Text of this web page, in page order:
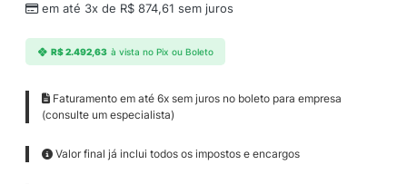
em até 3x de R$ 874,61 sem juros
R$2.492,63 à vista no Pix ou Boleto
Faturamento em até 6x sem juros no boleto para empresa
(consulte um especialista)
Valor final já inclui todos os impostos e encargos